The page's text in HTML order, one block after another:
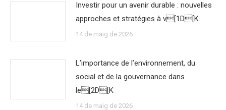
Investir pour un avenir durable : nouvelles
approches et stratégies à v[1D[K
14 de maig de 2026
L’importance de l’environnement, du
social et de la gouvernance dans
le[2D[K
14 de maig de 2026